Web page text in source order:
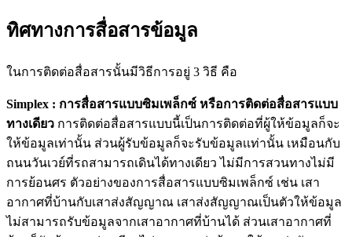
ทิศทางการสื่อสารข้อมูล
ในการติดต่อสื่อสารนั้นมีวิธีการอยู่ 3 วิธี คือ
Simplex : การสื่อสารแบบซิมเพล็กซ์ หรือการติดต่อสื่อสารแบบ
ทางเดียว การติดต่อสื่อสารแบบนี้เป็นการติดต่อที่ผู้ให้ข้อมูลก็จะ
ให้ข้อมูลเท่านั้น ส่วนผู้รับข้อมูลก็จะรับข้อมูลเเท่านั้น เหมือนกับ
ถนนวันเวย์ที่รถสามารถเดินได้ทางเดียว ไม่มีการสวนทางไม่มี
การย้อนศร ตัวอย่างของการสื่อสารแบบซิมเพล็กซ์ เช่น เสา
อากาศที่บ้านกับเสาส่งสัญญาณ เสาส่งสัญญาณเป็นตัวให้ข้อมูล
ไม่สามารถรับข้อมูลจากเสาอากาศที่บ้านได้ ส่วนเสาอากาศที่